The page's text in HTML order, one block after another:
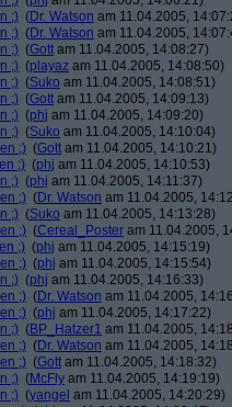
;) (Dr. Watson am 11.04.2005,
;) (Dr. Watson am 11.04.2005,
;) (Gott am 11.04.2005, 14:08:27)
;) (playaz am 11.04.2005, 14:08:50)
;) (Suko am 11.04.2005, 14:08:51)
;) (Gott am 11.04.2005, 14:09:13)
;) (phj am 11.04.2005, 14:09:20)
;) (Suko am 11.04.2005, 14:10:04)
;) (Gott am 11.04.2005, 14:10:21)
;) (phj am 11.04.2005, 14:10:53)
;) (phj am 11.04.2005, 14:11:37)
;) (Dr. Watson am 11.04.2005,
;) (Suko am 11.04.2005, 14:13:28)
;) (Cereal_Poster am 11.04.2005,
;) (phj am 11.04.2005, 14:15:19)
;) (phj am 11.04.2005, 14:15:54)
;) (phj am 11.04.2005, 14:16:33)
;) (Dr. Watson am 11.04.2005,
;) (phj am 11.04.2005, 14:17:22)
;) (BP_Hatzer1 am 11.04.2005,
;) (Dr. Watson am 11.04.2005,
;) (Gott am 11.04.2005, 14:18:32)
;) (McFly am 11.04.2005, 14:19:19)
;) (yangel am 11.04.2005, 14:20:29)